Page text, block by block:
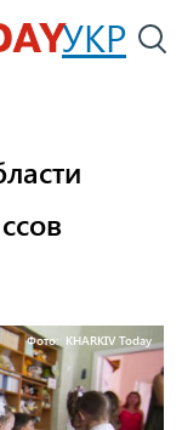
УКР
Фото: KHARKIV Today